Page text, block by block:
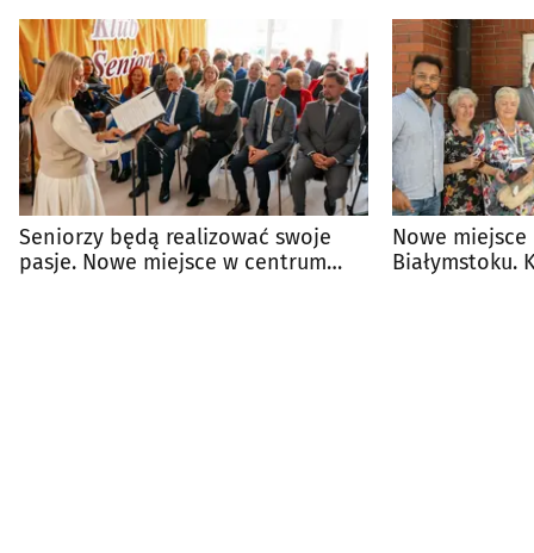
Seniorzy będą realizować swoje
pasje. Nowe miejsce w centrum
Nowe
Białymstoku.